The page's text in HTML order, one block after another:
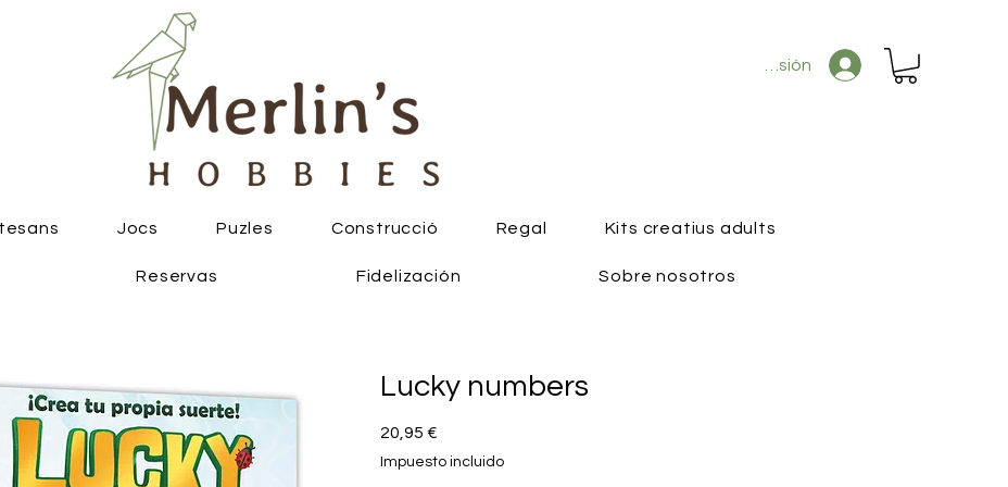
Iniciar sesión
Jocs Puzles Construcció Regal Kits creatius adults
Reservas Fidelización Sobre nosotros
Lucky numbers
20,95 €
Impuesto incluido